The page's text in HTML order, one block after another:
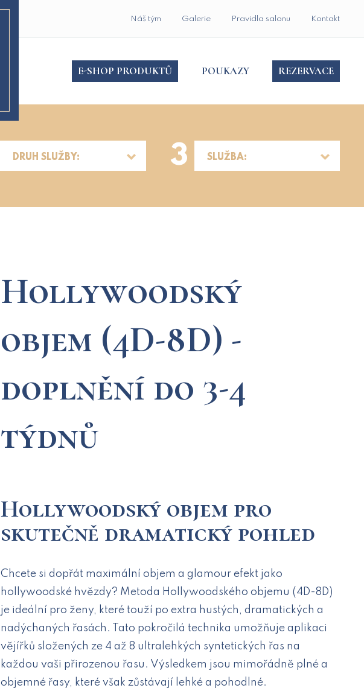
Náš tým Galerie Pravidla salonu Kontakt
E-SHOP PRODUKTŮ POUKAZY REZERVACE
DRUH SLUŽBY: 3 SLUŽBA:
Hollywoodský
objem (4D-8D) -
doplnění do 3-4
týdnů
Hollywoodský objem pro
skutečně dramatický pohled
Chcete si dopřát maximální objem a glamour efekt jako
hollywoodské hvězdy? Metoda Hollywoodského objemu (4D-8D)
je ideální pro ženy, které touží po extra hustých, dramatických a
nadýchaných řasách. Tato pokročilá technika umožňuje aplikaci
vějířků složených ze 4 až 8 ultralehkých syntetických řas na
každou vaši přirozenou řasu. Výsledkem jsou mimořádně plné a
objemné řasy, které však zůstávají lehké a pohodlné.